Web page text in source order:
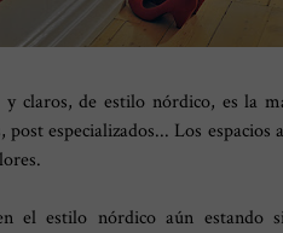
claros, de estilo nórdico, es la
especializados... Los
el estilo nórdico aún estando